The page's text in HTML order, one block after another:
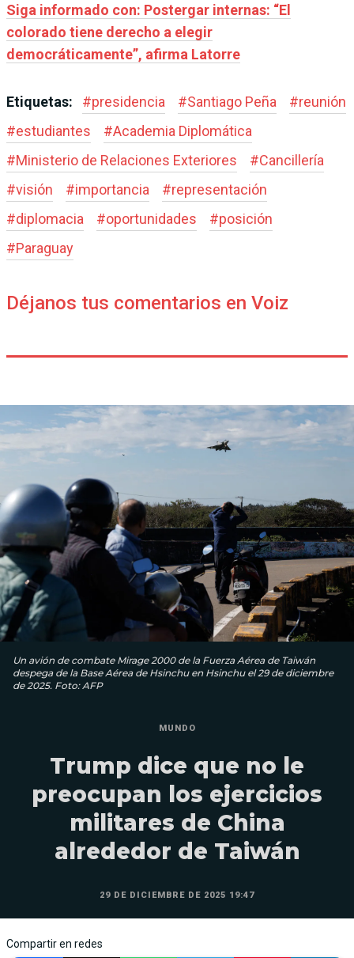
Siga informado con: Postergar internas: “El
colorado tiene derecho a elegir
democráticamente”, afirma Latorre
Etiquetas: #presidencia #Santiago Peña #reunión
#estudiantes #Academia Diplomática
#Ministerio de Relaciones Exteriores #Cancillería
#visión #importancia #representación
#diplomacia #oportunidades #posición
#Paraguay
Déjanos tus comentarios en Voiz
Un avión de combate Mirage 2000 de la Fuerza Aérea de Taiwán
despega de la Base Aérea de Hsinchu en Hsinchu el 29 de diciembre
de 2025. Foto: AFP
MUNDO
Trump dice que no le
preocupan los ejercicios
militares de China
alrededor de Taiwán
29 DE DICIEMBRE DE 2025 19:47
Compartir en redes